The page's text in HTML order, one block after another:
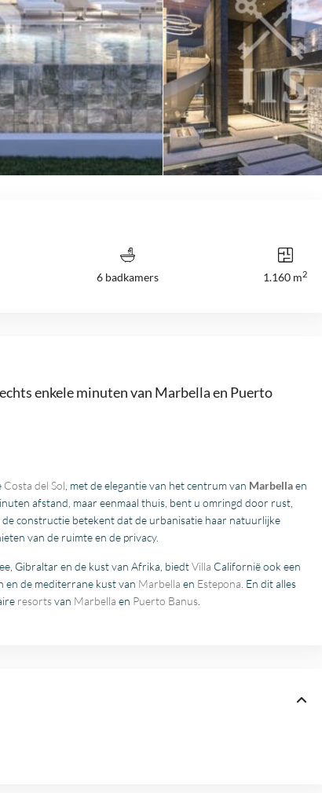
6 badkamers 1.160 m2
enkele minuten van Marbella en Puerto
Costa del Sol , met de elegantie van het centrum van Marbellaen
afstand, maar eenmaal thuis, bent u omringd door rust,
constructie betekent dat de urbanisatie haar natuurlijke
van de ruimte en de privacy.
Gibraltar en de kust van Afrika, biedtVilla Californië ook een
en de mediterrane kust van Marbella en Estepona . En dit alles
resortsvan Marbella en Puerto Banus